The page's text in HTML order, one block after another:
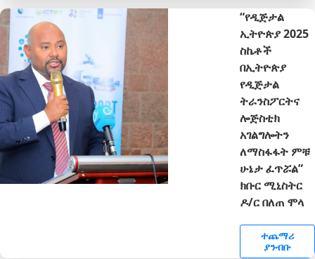
“የዲጅታል
ኢትዮጵያ 2025
ስኬቶች
በኢትዮጵያ
የዲጅታል
ትራንስፖርትና
ሎጅስቲክ
አገልግሎትን
ለማስፋፋት ምቹ
ሁኔታ ፈጥሯል”
ክቡር ሚኒስትር
ዶ/ር በለጠ ሞላ
ተጨማሪ
ያንብቡ